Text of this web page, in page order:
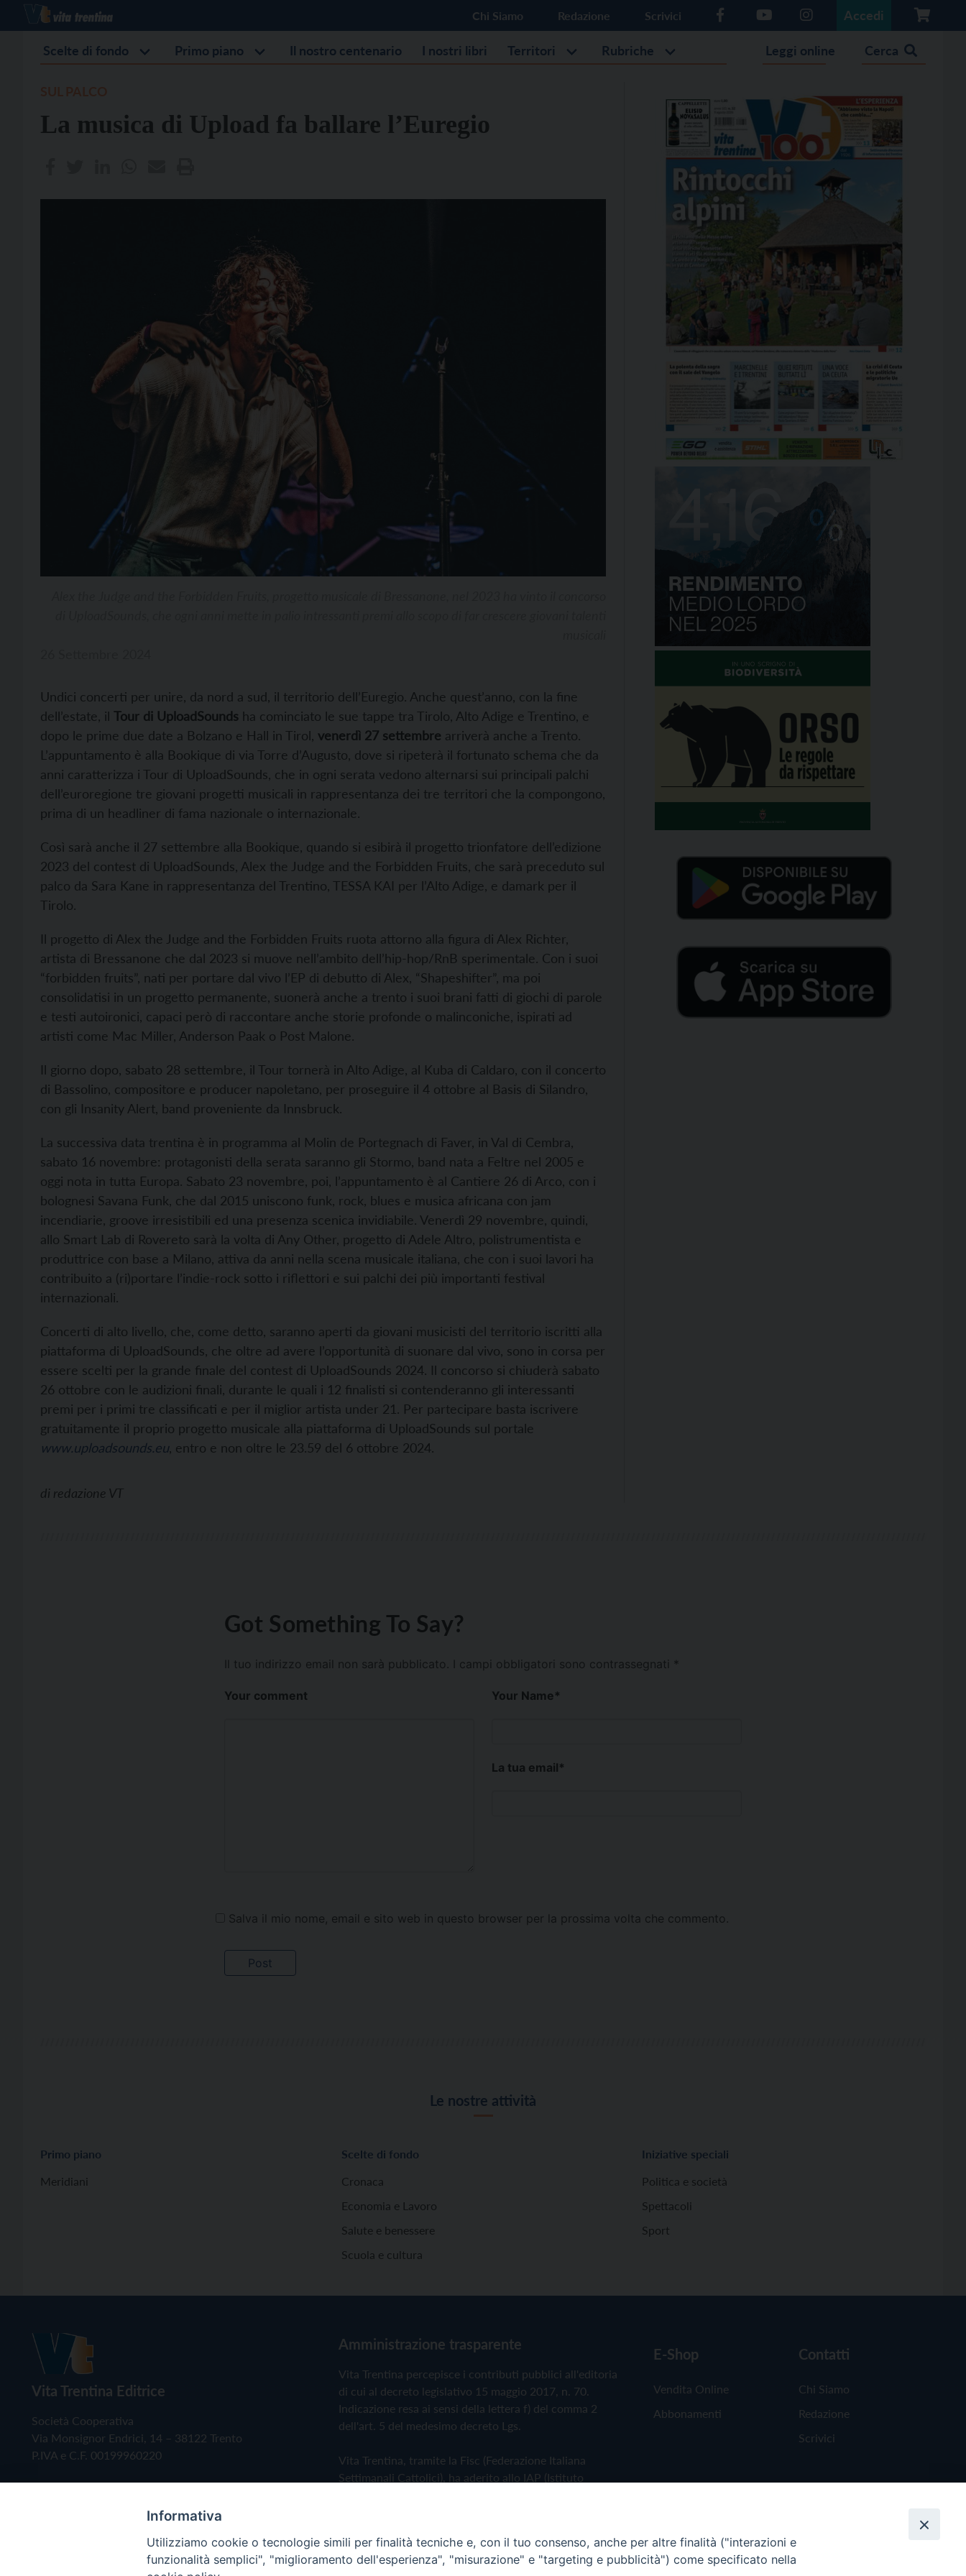
Chi Siamo Redazione Scrivici Accedi
Scelte di fondo Primo piano Il nostro centenario I nostri libri Territori Rubriche Leggi online Cerca
La musica di Upload fa ballare l’Euregio
Undici concerti per unire, da nord a sud, il territorio dell’Euregio. Anche quest’anno, con la fine
dell’estate, il Tour di UploadSounds ha cominciato le sue tappe tra Tirolo, Alto Adige e Trentino, e
dopo le prime due date a Bolzano e Hall in Tirol, venerdì 27 settembre arriverà anche a Trento.
L’appuntamento è alla Bookique di via Torre d’Augusto, dove si ripeterà il fortunato schema che da
anni caratterizza i Tour di UploadSounds, che in ogni serata vedono alternarsi sui principali palchi
dell’euroregione tre giovani progetti musicali in rappresentanza dei tre territori che la compongono,
prima di un headliner di fama nazionale o internazionale.
Così sarà anche il 27 settembre alla Bookique, quando si esibirà il progetto trionfatore dell’edizione
2023 del contest di UploadSounds, Alex the Judge and the Forbidden Fruits, che sarà preceduto sul
palco da Sara Kane in rappresentanza del Trentino, TESSA KAI per l’Alto Adige, e damark per il
Tirolo.
Il progetto di Alex the Judge and the Forbidden Fruits ruota attorno alla figura di Alex Richter,
artista di Bressanone che dal 2023 si muove nell’ambito dell’hip-hop/RnB sperimentale. Con i suoi
“forbidden fruits”, nati per portare dal vivo l’EP di debutto di Alex, “Shapeshifter”, ma poi
consolidatisi in un progetto permanente, suonerà anche a trento i suoi brani fatti di giochi di parole
e testi autoironici, capaci però di raccontare anche storie profonde o malinconiche, ispirati ad
artisti come Mac Miller, Anderson Paak o Post Malone.
Il giorno dopo, sabato 28 settembre, il Tour tornerà in Alto Adige, al Kuba di Caldaro, con il concerto
di Bassolino, compositore e producer napoletano, per proseguire il 4 ottobre al Basis di Silandro,
con gli Insanity Alert, band proveniente da Innsbruck.
La successiva data trentina è in programma al Molin de Portegnach di Faver, in Val di Cembra,
sabato 16 novembre: protagonisti della serata saranno gli Stormo, band nata a Feltre nel 2005 e
oggi nota in tutta Europa. Sabato 23 novembre, poi, l’appuntamento è al Cantiere 26 di Arco, con i
bolognesi Savana Funk, che dal 2015 uniscono funk, rock, blues e musica africana con jam
incendiarie, groove irresistibili ed una presenza scenica invidiabile. Venerdì 29 novembre, quindi,
allo Smart Lab di Rovereto sarà la volta di Any Other, progetto di Adele Altro, polistrumentista e
produttrice con base a Milano, attiva da anni nella scena musicale italiana, che con i suoi lavori ha
contribuito a (ri)portare l’indie-rock sotto i riflettori e sui palchi dei più importanti festival
internazionali.
Concerti di alto livello, che, come detto, saranno aperti da giovani musicisti del territorio iscritti alla
piattaforma di UploadSounds, che oltre ad avere l’opportunità di suonare dal vivo, sono in corsa per
essere scelti per la grande finale del contest di UploadSounds 2024. Il concorso si chiuderà sabato
26 ottobre con le audizioni finali, durante le quali i 12 finalisti si contenderanno gli interessanti
premi per i primi tre classificati e per il miglior artista under 21. Per partecipare basta iscrivere
gratuitamente il proprio progetto musicale alla piattaforma di UploadSounds sul portale
www.uploadsounds.eu, entro e non oltre le 23.59 del 6 ottobre 2024.
di redazione VT
Got Something To Say?
Il tuo indirizzo email non sarà pubblicato. I campi obbligatori sono contrassegnati *
Your comment Your Name*
La tua email*
Salva il mio nome, email e sito web in questo browser per la prossima volta che commento.
Le nostre attività
Primo piano
Meridiani
Scelte di fondo
Cronaca
Economia e Lavoro
Salute e benessere
Scuola e cultura
Iniziative speciali
Politica e società
Spettacoli
Sport
Vita Trentina Editrice
Società Cooperativa
Via Monsignor Endrici, 14 – 38122 Trento
P.IVA e C.F. 00199960220
Amministrazione trasparente
Vita Trentina percepisce i contributi pubblici all'editoria
di cui al decreto legislativo 15 maggio 2017, n. 70.
Indicazione resa ai sensi della lettera f) del comma 2
dell'art. 5 del medesimo decreto Lgs.
Vita Trentina, tramite la Fisc (Federazione Italiana
Settimanali Cattolici), ha aderito allo IAP (Istituto
Privacy Policy Cookie Policy
E-Shop
Vendita Online
Abbonamenti
Contatti
Chi Siamo
Redazione
Scrivici
Informativa
Utilizziamo cookie o tecnologie simili per finalità tecniche e, con il tuo consenso, anche per altre finalità ("interazioni e
funzionalità semplici", "miglioramento dell'esperienza", "misurazione" e "targeting e pubblicità") come specificato nella